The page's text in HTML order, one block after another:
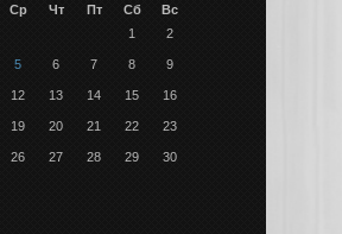
Ср Чт Пт Сб
Вс
1
2
5 6 7 8 9
12 13 14 15 16
19 20 21 22 23
26 27 28 29 30